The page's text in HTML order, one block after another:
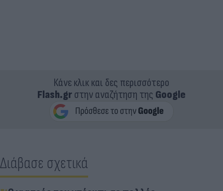
Κάνε κλικ και δες περισσότερο
Flash.grστην αναζήτηση της Google
Διάβασε σχετικά